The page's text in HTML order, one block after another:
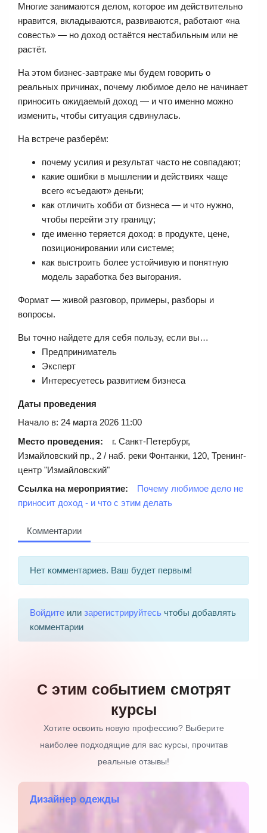
Многие занимаются делом, которое им действительно
нравится, вкладываются, развиваются, работают «на
совесть» — но доход остаётся нестабильным или не
растёт.
На этом бизнес-завтраке мы будем говорить о
реальных причинах, почему любимое дело не начинает
приносить ожидаемый доход — и что именно можно
изменить, чтобы ситуация сдвинулась.
На встрече разберём:
почему усилия и результат часто не совпадают;
какие ошибки в мышлении и действиях чаще
всего «съедают» деньги;
как отличить хобби от бизнеса — и что нужно,
чтобы перейти эту границу;
где именно теряется доход: в продукте, цене,
позиционировании или системе;
как выстроить более устойчивую и понятную
модель заработка без выгорания.
Формат — живой разговор, примеры, разборы и
вопросы.
Вы точно найдете для себя пользу, если вы…
Предприниматель
Эксперт
Интересуетесь развитием бизнеса
Даты проведения
Начало в: 24 марта 2026 11:00
Место проведения:
г. Санкт-Петербург,
Измайловский пр., 2 / наб. реки Фонтанки, 120, Тренинг-
центр "Измайловский"
Ссылка на мероприятие:
Почему любимое дело не
приносит доход - и что с этим делать
Комментарии
Нет комментариев. Ваш будет первым!
Войдитеили зарегистрируйтесь чтобы добавлять
комментарии
С этим событием смотрят
курсы
Хотите освоить новую профессию? Выберите
наиболее подходящие для вас курсы, прочитав
реальные отзывы!
Дизайнер одежды